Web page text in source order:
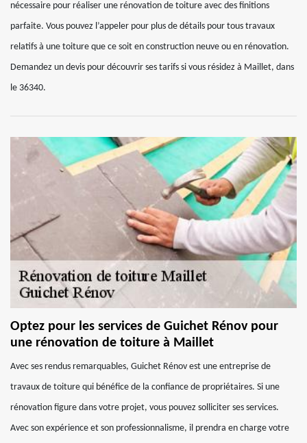
nécessaire pour réaliser une rénovation de toiture avec des finitions
parfaite. Vous pouvez l’appeler pour plus de détails pour tous travaux
relatifs à une toiture que ce soit en construction neuve ou en rénovation.
Demandez un devis pour découvrir ses tarifs si vous résidez à Maillet, dans
le 36340.
Optez pour les services de Guichet Rénov pour
une rénovation de toiture à Maillet
Avec ses rendus remarquables, Guichet Rénov est une entreprise de
travaux de toiture qui bénéfice de la confiance de propriétaires. Si une
rénovation figure dans votre projet, vous pouvez solliciter ses services.
Avec son expérience et son professionnalisme, il prendra en charge votre